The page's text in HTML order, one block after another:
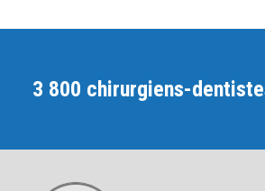
3 800 chirurgiens-